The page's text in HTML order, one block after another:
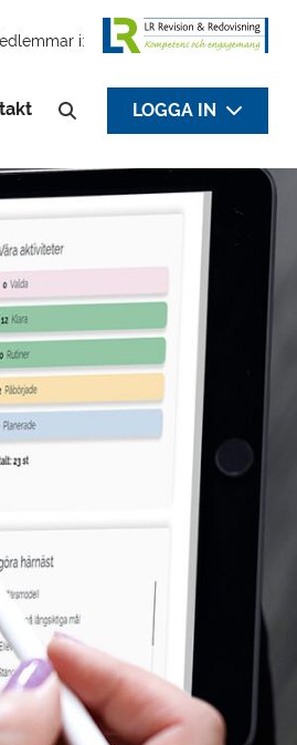
i:
Sök efter:
LOGGA IN